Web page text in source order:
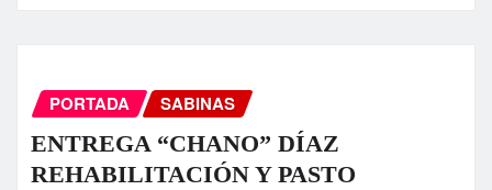
PORTADA SABINAS
ENTREGA “CHANO” DÍAZ
REHABILITACIÓN Y PASTO